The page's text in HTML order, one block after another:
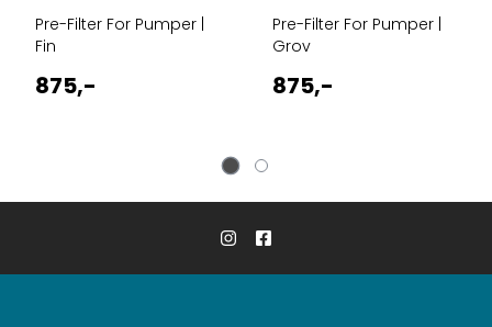
Pre-Filter For Pumper |
Fin
875,-
Pre-Filter For Pumper |
Grov
875,-